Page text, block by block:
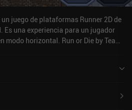
un juego de plataformas Runner 2D de
Es una experiencia para un jugador
modo horizontal. Run or Die by Team